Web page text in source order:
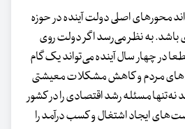
محورهای اصلی دولت آینده در حوزه
باشد. به نظر می‌رسد اگر دولت روی
در چهار سال آینده می‌تواند یک گام
مردم و کاهش مشکلات معیشتی
نه‌تنها مسئله رشد اقتصادی را در کشور
ایجاد اشتغال و کسب درآمد را